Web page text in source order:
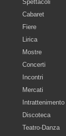
Spettacoli
Cabaret
Fiere
Lirica
Mostre
Concerti
Incontri
Mercati
Intrattenimento
Discoteca
Teatro-Danza